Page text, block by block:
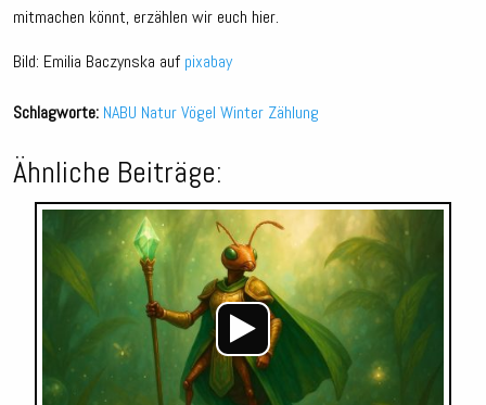
mitmachen könnt, erzählen wir euch hier.
Bild: Emilia Baczynska auf pixabay
Schlagworte: NABU NaturVögel Winter Zählung
Ähnliche Beiträge: